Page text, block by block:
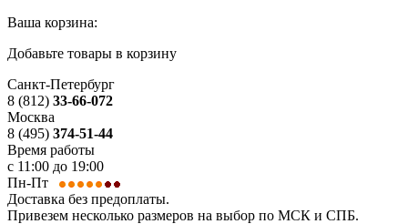
Ваша корзина:
Добавьте товары в корзину
Санкт-Петербург
8 (812) 33-66-072
Москва
8 (495) 374-51-44
Время работы
с 11:00 до 19:00
Пн-Пт
Доставка без предоплаты.
Привезем несколько размеров на выбор по МСК и СПБ.